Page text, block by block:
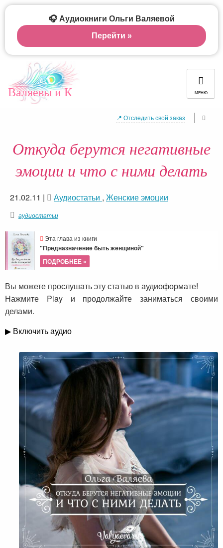
Валяевы и К МЕНЮ
📍 Отследить свой заказ
Откуда берутся негативные
эмоции и что с ними делать
21.02.11 | Аудиостатьи , Женские эмоции
аудиостатьи
Эта глава из книги
"Предназначение быть женщиной"
ПОДРОБНЕЕ »
Вы можете прослушать эту статью в аудиоформате!
Нажмите Play и продолжайте заниматься своими
делами.
▶ Включить аудио
🎧 Аудиокниги Ольги Валяевой
Перейти »